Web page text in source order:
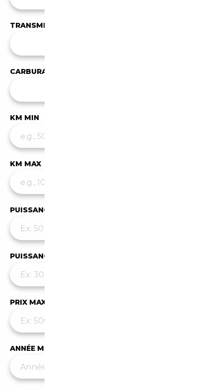
TRANSMISSION
CARBURANT
KM MIN
KM MAX
PUISSANCE MIN
PUISSANCE MAX
PRIX MAX (€)
ANNÉE MIN